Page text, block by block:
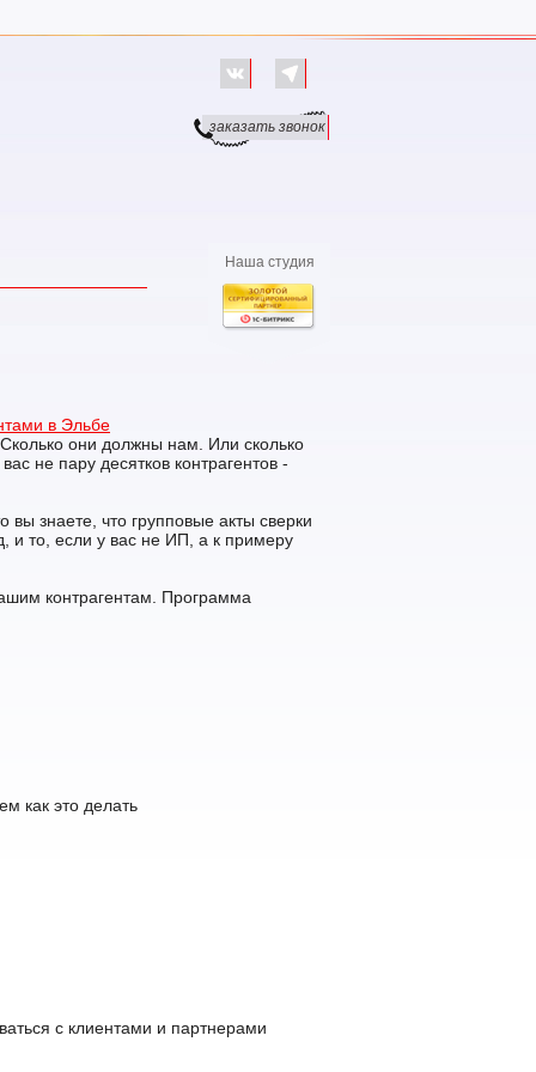
заказать звонок
Наша студия
в Эльбе
они должны нам. Или сколько
не пару десятков контрагентов -
знаете, что групповые акты сверки
и то, если у вас не ИП, а к примеру
контрагентам. Программа
как это делать
с клиентами и партнерами